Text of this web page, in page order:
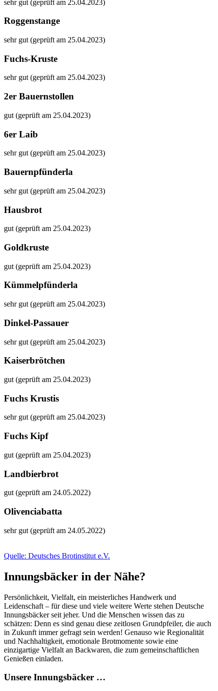
sehr gut (geprüft am 25.04.2023)
Roggenstange
sehr gut (geprüft am 25.04.2023)
Fuchs-Kruste
sehr gut (geprüft am 25.04.2023)
2er Bauernstollen
gut (geprüft am 25.04.2023)
6er Laib
sehr gut (geprüft am 25.04.2023)
Bauernpfünderla
sehr gut (geprüft am 25.04.2023)
Hausbrot
gut (geprüft am 25.04.2023)
Goldkruste
gut (geprüft am 25.04.2023)
Kümmelpfünderla
sehr gut (geprüft am 25.04.2023)
Dinkel-Passauer
sehr gut (geprüft am 25.04.2023)
Kaiserbrötchen
gut (geprüft am 25.04.2023)
Fuchs Krustis
sehr gut (geprüft am 25.04.2023)
Fuchs Kipf
gut (geprüft am 25.04.2023)
Landbierbrot
gut (geprüft am 24.05.2022)
Olivenciabatta
sehr gut (geprüft am 24.05.2022)
Quelle: Deutsches Brotinstitut e.V.
Innungsbäcker in der Nähe?
Persönlichkeit, Vielfalt, ein meisterliches Handwerk und
Leidenschaft – für diese und viele weitere Werte stehen Deutsche
Innungsbäcker seit jeher. Und die Menschen wissen das zu
schätzen: Denn es sind genau diese zeitlosen Grundpfeiler, die auch
in Zukunft immer gefragt sein werden! Genauso wie Regionalität
und Nachhaltigkeit, emotionale Brotmomente sowie eine
einzigartige Vielfalt an Backwaren, die zum gemeinschaftlichen
Genießen einladen.
Unsere Innungsbäcker …